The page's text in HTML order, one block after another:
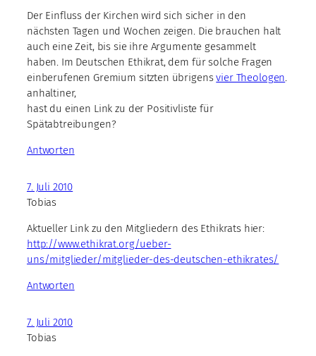
Der Einfluss der Kirchen wird sich sicher in den
nächsten Tagen und Wochen zeigen. Die brauchen halt
auch eine Zeit, bis sie ihre Argumente gesammelt
haben. Im Deutschen Ethikrat, dem für solche Fragen
einberufenen Gremium sitzten übrigensvier Theologen.
anhaltiner,
hast du einen Link zu der Positivliste für
Spätabtreibungen?
Antworten
7. Juli 2010
Tobias
Aktueller Link zu den Mitgliedern des Ethikrats hier:
http://www.ethikrat.org/ueber-
uns/mitglieder/mitglieder-des-deutschen-ethikrates/
Antworten
7. Juli 2010
Tobias